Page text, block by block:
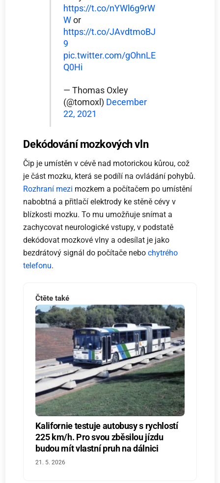
https://t.co/nYWl6g9rW
Wor
https://t.co/JAvdtmoBJ
9
pic.twitter.com/gOhnLE
Q0Hi
— Thomas Oxley
(@tomoxl) December
22, 2021
Dekódování mozkových vln
Čip je umístěn v cévě nad motorickou kůrou, což
je část mozku, která se podílí na ovládání pohybů.
Rozhraní mezi mozkem a počítačem po umístění
nabobtná a přitlačí elektrody ke stěně cévy v
blízkosti mozku. To mu umožňuje snímat a
zachycovat neurologické vstupy, v podstatě
dekódovat mozkové vlny a odesílat je jako
bezdrátový signál do počítače nebochytrého
telefonu.
Čtěte také
Kalifornie testuje autobusy s rychlostí
225 km/h. Pro svou zběsilou jízdu
budou mít vlastní pruh na dálnici
21. 5. 2026